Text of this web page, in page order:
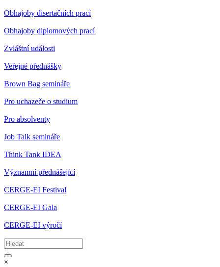
Obhajoby disertačních prací
Obhajoby diplomových prací
Zvláštní události
Veřejné přednášky
Brown Bag semináře
Pro uchazeče o studium
Pro absolventy
Job Talk semináře
Think Tank IDEA
Významní přednášející
CERGE-EI Festival
CERGE-EI Gala
CERGE-EI výročí
×